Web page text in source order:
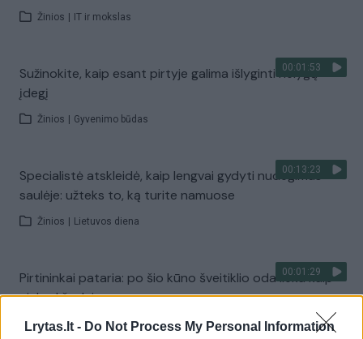
Lrytas.lt - Do Not Process My Personal Information
Žinios IT ir mokslas
00:01:53
Sužinokite, kaip esant pirtyje galima išlyginti nelygų
įdegį
Žinios Gyvenimo būdas
00:13:23
Specialistė atskleidė, kaip lengvai gydyti nudegimus
saulėje: užteks to, ką turite namuose
Žinios Lietuvos diena
00:01:29
Pirtininkai pataria: po šio kūno šveitiklio oda lieka kaip
niekad švelni
Žinios | Gyvenimo būdas